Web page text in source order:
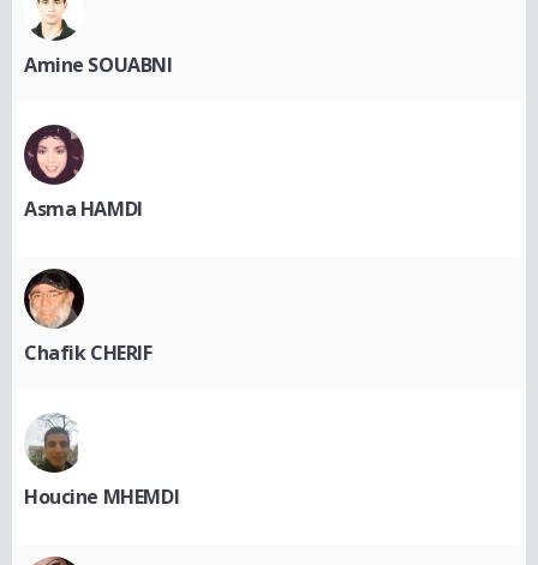
Amine SOUABNI
Asma HAMDI
Chafik CHERIF
Houcine MHEMDI